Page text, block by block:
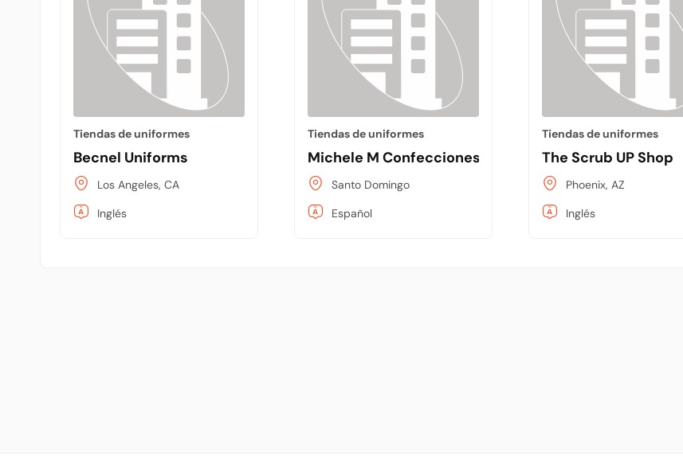
Tiendas de uniformes
Becnel Uniforms
Los Angeles, CA
Inglés
Tiendas de uniformes
Michele M Confecciones
Santo Domingo
Español
Tiendas de uniformes
The Scrub UP Shop
Phoenix, AZ
Inglés